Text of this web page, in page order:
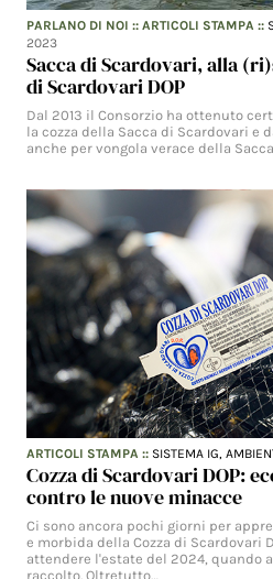
PARLANO DI NOI ::ARTICOLI STAMPA ::
2023
Sacca di Scardovari, alla
di Scardovari DOP
Dal 2013 il Consorzio ha ottenuto
la cozza della Sacca di Scardovari e
anche per vongola verace della
ARTICOLI STAMPA :: SISTEMA IG,
Cozza di Scardovari DOP:
contro le nuove minacce
Ci sono ancora pochi giorni per
e morbida della Cozza di Scardovari
attendere l'estate del 2024, quando
raccolto. Oltretutto…